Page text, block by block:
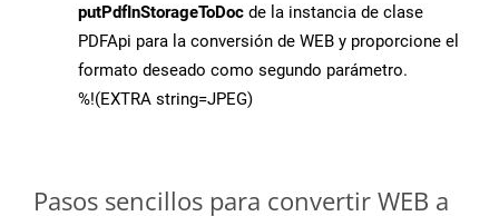
putPdfInStorageToDoc de la instancia de clase
PDFApi para la conversión de WEB y proporcione el
formato deseado como segundo parámetro.
%!(EXTRA string=JPEG)
Pasos sencillos para convertir WEB a